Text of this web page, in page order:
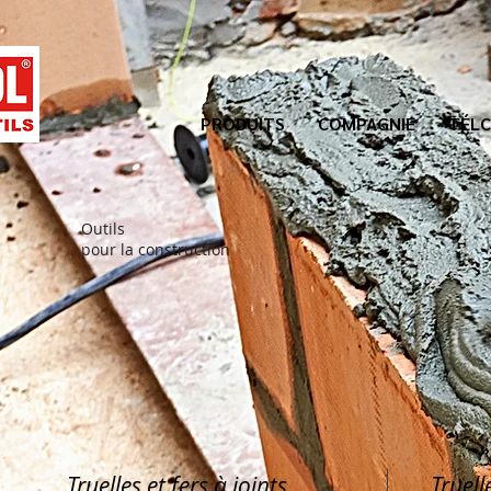
PRODUITS COMPAGNIE
Outils
pour la construction